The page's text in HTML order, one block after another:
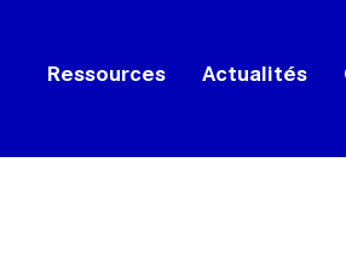
Ressources Actualités